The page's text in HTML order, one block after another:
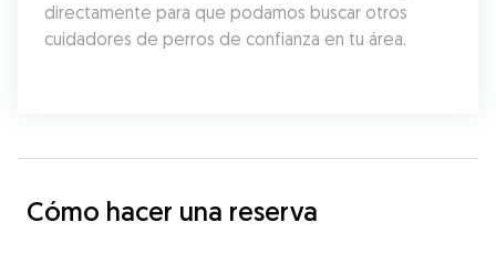
directamente para que podamos buscar otros
cuidadores de perros de confianza en tu área.
Cómo hacer una reserva